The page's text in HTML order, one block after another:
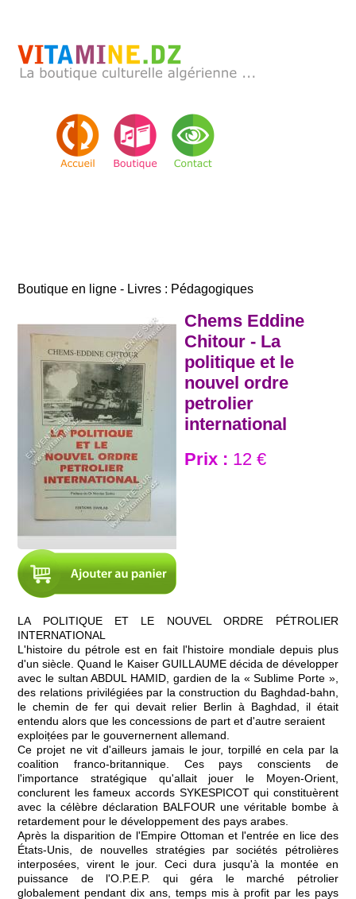
Boutique en ligne - Livres : Pédagogiques
Chems Eddine
Chitour - La
politique et le
nouvel ordre
petrolier
international
Prix : 12 €
LA POLITIQUE ET LE NOUVEL ORDRE PÉTROLIER
INTERNATIONAL
L'histoire du pétrole est en fait l'histoire mondiale depuis plus
d'un siècle. Quand le Kaiser GUILLAUME décida de développer
avec le sultan ABDUL HAMID, gardien de la « Sublime Porte »,
des relations privilégiées par la construction du Baghdad-bahn,
le chemin de fer qui devait relier Berlin à Baghdad, il était
entendu alors que les concessions de part et d'autre seraient
exploițées par le gouvernernent allemand.
Ce projet ne vit d'ailleurs jamais le jour, torpillé en cela par la
coalition franco-britannique. Ces pays conscients de
l'importance stratégique qu'allait jouer le Moyen-Orient,
conclurent les fameux accords SYKESPICOT qui constituèrent
avec la célèbre déclaration BALFOUR une véritable bombe à
retardement pour le développement des pays arabes.
Après la disparition de l'Empire Ottoman et l'entrée en lice des
États-Unis, de nouvelles stratégies par sociétés pétrolières
interposées, virent le jour. Ceci dura jusqu'à la montée en
puissance de l'O.P.E.P. qui géra le marché pétrolier
globalement pendant dix ans, temps mis à profit par les pays